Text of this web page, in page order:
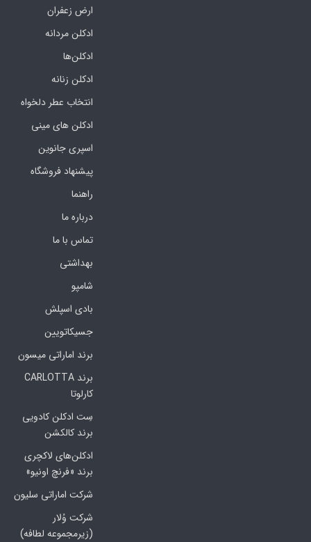
ارض زعفران
ادکلن مردانه
ادکلن‌ها
ادکلن زنانه
انتخاب عطر دلخواه
ادکلن های مینی
اسپری جانوین
پیشنهاد فروشگاه
راهنما
درباره ما
تماس با ما
بهداشتی
شامپو
بادی اسپلش
جسیکاتویین
برند اماراتی میسون
برند CARLOTTA
کارلوتا
سِت ادکلن کادویی
برند کالکشن
ادکلن‌های لاکچری
برند «فرنچ اونیو»
شرکت اماراتی سلیون
شرکت وُلار
(زیرمجموعه لطافه)